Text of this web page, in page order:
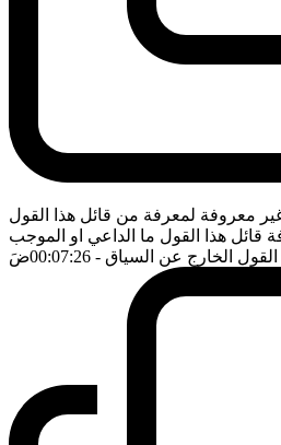
معروفة لمعرفة من قائل هذا القول
قائل هذا القول ما الداعي او الموجب
القول الخارج عن السياق - 00:07:26 ضَ